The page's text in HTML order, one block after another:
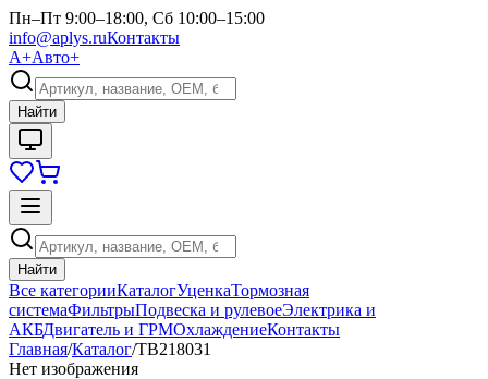
Пн–Пт 9:00–18:00, Сб 10:00–15:00
info@aplys.ruКонтакты
А+Авто+
Найти
Найти
Все категорииКаталогУценкаТормозная
системаФильтрыПодвеска и рулевоеЭлектрика и
АКБДвигатель и ГРМОхлаждениеКонтакты
Главная/Каталог/TB218031
Нет изображения